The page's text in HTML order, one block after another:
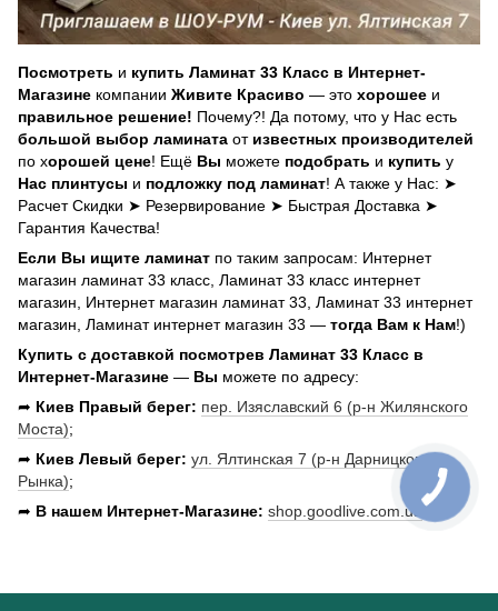
Посмотреть и купить Ламинат 33 Класс в Интернет-
Магазине компании Живите Красиво — это хорошее и
правильное решение! Почему?! Да потому, что у Нас есть
большой выбор ламината от известных производителей
по хорошей цене! Ещё Вы можете подобрать и купить у
Нас плинтусы и подложку под ламинат! А также у Нас: ➤
Расчет Скидки ➤ Резервирование ➤ Быстрая Доставка ➤
Гарантия Качества!
Если Вы ищите ламинат по таким запросам: Интернет
магазин ламинат 33 класс, Ламинат 33 класс интернет
магазин, Интернет магазин ламинат 33, Ламинат 33 интернет
магазин, Ламинат интернет магазин 33 — тогда Вам к Нам!)
Купить с доставкой посмотрев Ламинат 33 Класс в
Интернет-Магазине — Вы можете по адресу:
➦ Киев Правый берег: пер. Изяславский 6 (р-н Жилянского
Моста);
➦ Киев Левый берег: ул. Ялтинская 7 (р-н Дарницкого
Рынка);
➦ В нашем Интернет-Магазине: shop.goodlive.com.ua .